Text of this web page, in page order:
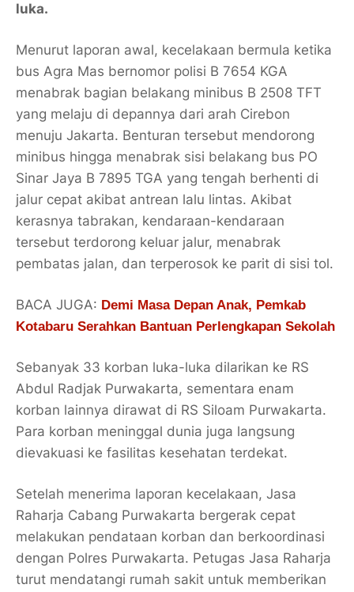
luka.
Menurut laporan awal, kecelakaan bermula ketika
bus Agra Mas bernomor polisi B 7654 KGA
menabrak bagian belakang minibus B 2508 TFT
yang melaju di depannya dari arah Cirebon
menuju Jakarta. Benturan tersebut mendorong
minibus hingga menabrak sisi belakang bus PO
Sinar Jaya B 7895 TGA yang tengah berhenti di
jalur cepat akibat antrean lalu lintas. Akibat
kerasnya tabrakan, kendaraan-kendaraan
tersebut terdorong keluar jalur, menabrak
pembatas jalan, dan terperosok ke parit di sisi tol.
BACA JUGA: Demi Masa Depan Anak, Pemkab
Kotabaru Serahkan Bantuan Perlengkapan Sekolah
Sebanyak 33 korban luka-luka dilarikan ke RS
Abdul Radjak Purwakarta, sementara enam
korban lainnya dirawat di RS Siloam Purwakarta.
Para korban meninggal dunia juga langsung
dievakuasi ke fasilitas kesehatan terdekat.
Setelah menerima laporan kecelakaan, Jasa
Raharja Cabang Purwakarta bergerak cepat
melakukan pendataan korban dan berkoordinasi
dengan Polres Purwakarta. Petugas Jasa Raharja
turut mendatangi rumah sakit untuk memberikan